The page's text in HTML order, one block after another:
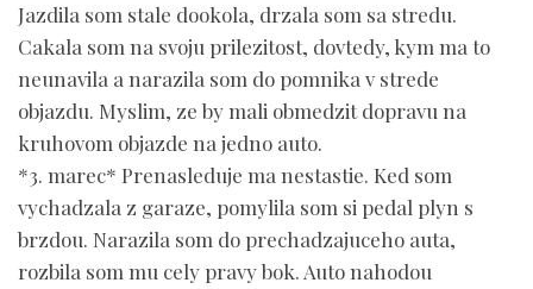
Jazdila som stale dookola, drzala som sa stredu.
Cakala som na svoju prilezitost, dovtedy, kym ma to
neunavila a narazila som do pomnika v strede
objazdu. Myslim, ze by mali obmedzit dopravu na
kruhovom objazde na jedno auto.
*3. marec* Prenasleduje ma nestastie. Ked som
vychadzala z garaze, pomylila som si pedal plyn s
brzdou. Narazila som do prechadzajuceho auta,
rozbila som mu cely pravy bok. Auto nahodou